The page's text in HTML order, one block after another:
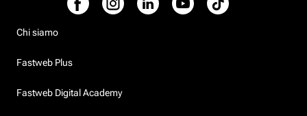
Chi siamo
Fastweb Plus
Fastweb Digital Academy